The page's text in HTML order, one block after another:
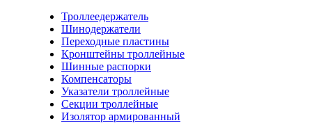
Троллеедержатель
Шинодержатели
Переходные пластины
Кронштейны троллейные
Шинные распорки
Компенсаторы
Указатели троллейные
Секции троллейные
Изолятор армированный